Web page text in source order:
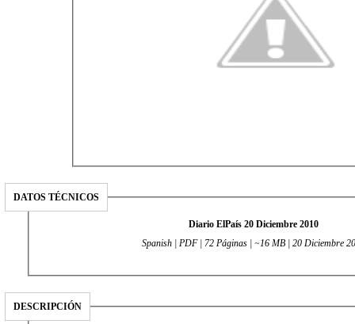
DATOS TÉCNICOS
Diario ElPaís 20 Diciembre 2010
Spanish | PDF | 72 Páginas | ~16 MB | 20 Diciembre
DESCRIPCIÓN